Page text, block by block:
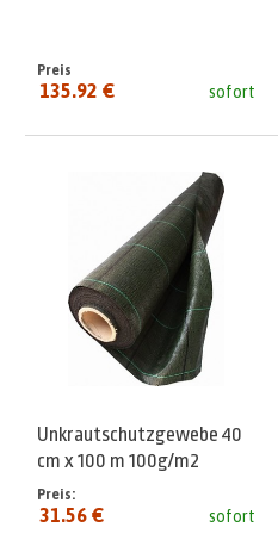
sofort
Preis
seit:
135.92 €
Unkrautschutzgewebe 40
cm x 100 m 100g/m2
sofort
Preis:
31.56 €